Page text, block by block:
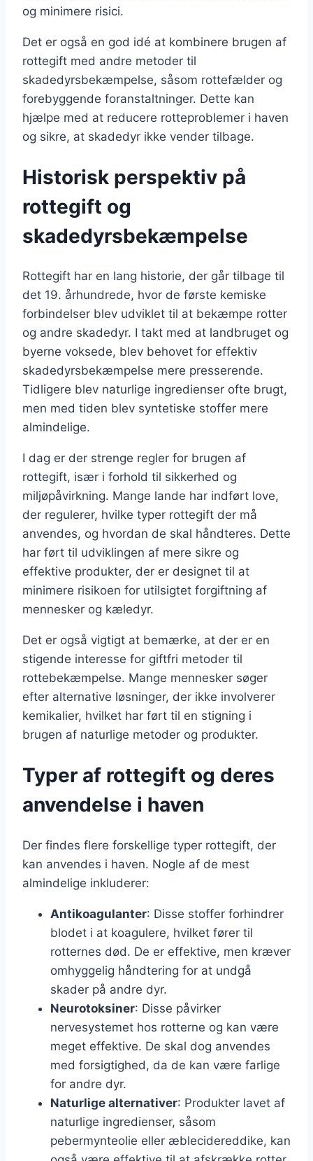
og minimere risici.
Det er også en god idé at kombinere brugen af
rottegift med andre metoder til
skadedyrsbekæmpelse, såsom rottefælder og
forebyggende foranstaltninger. Dette kan
hjælpe med at reducere rotteproblemer i haven
og sikre, at skadedyr ikke vender tilbage.
Historisk perspektiv på
rottegift og
skadedyrsbekæmpelse
Rottegift har en lang historie, der går tilbage til
det 19. århundrede, hvor de første kemiske
forbindelser blev udviklet til at bekæmpe rotter
og andre skadedyr. I takt med at landbruget og
byerne voksede, blev behovet for effektiv
skadedyrsbekæmpelse mere presserende.
Tidligere blev naturlige ingredienser ofte brugt,
men med tiden blev syntetiske stoffer mere
almindelige.
I dag er der strenge regler for brugen af
rottegift, især i forhold til sikkerhed og
miljøpåvirkning. Mange lande har indført love,
der regulerer, hvilke typer rottegift der må
anvendes, og hvordan de skal håndteres. Dette
har ført til udviklingen af mere sikre og
effektive produkter, der er designet til at
minimere risikoen for utilsigtet forgiftning af
mennesker og kæledyr.
Det er også vigtigt at bemærke, at der er en
stigende interesse for giftfri metoder til
rottebekæmpelse. Mange mennesker søger
efter alternative løsninger, der ikke involverer
kemikalier, hvilket har ført til en stigning i
brugen af naturlige metoder og produkter.
Typer af rottegift og deres
anvendelse i haven
Der findes flere forskellige typer rottegift, der
kan anvendes i haven. Nogle af de mest
almindelige inkluderer:
Antikoagulanter: Disse stoffer forhindrer
blodet i at koagulere, hvilket fører til
rotternes død. De er effektive, men kræver
omhyggelig håndtering for at undgå
skader på andre dyr.
Neurotoksiner: Disse påvirker
nervesystemet hos rotterne og kan være
meget effektive. De skal dog anvendes
med forsigtighed, da de kan være farlige
for andre dyr.
Naturlige alternativer: Produkter lavet af
naturlige ingredienser, såsom
pebermynteolie eller æblecidereddike, kan